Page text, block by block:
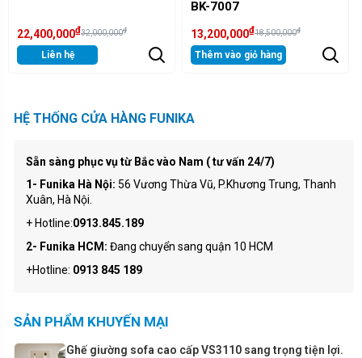
13,200,000₫18,500,000₫
Thêm vào giỏ hàng
6,500,000₫8,000,000₫
Thêm vào giỏ hàng
HỆ THỐNG CỬA HÀNG FUNIKA
Sẵn sàng phục vụ từ Bắc vào Nam ( tư vấn 24/7)
1- Funika Hà Nội: 56 Vương Thừa Vũ, P.Khương Trung, Thanh
Xuân, Hà Nội.
+ Hotline:0913.845.189
2- Funika HCM: Đang chuyển sang quận 10 HCM
+Hotline: 0913 845 189
SẢN PHẨM KHUYẾN MẠI
Ghế giường sofa cao cấp VS3110 sang trọng tiện lợi.